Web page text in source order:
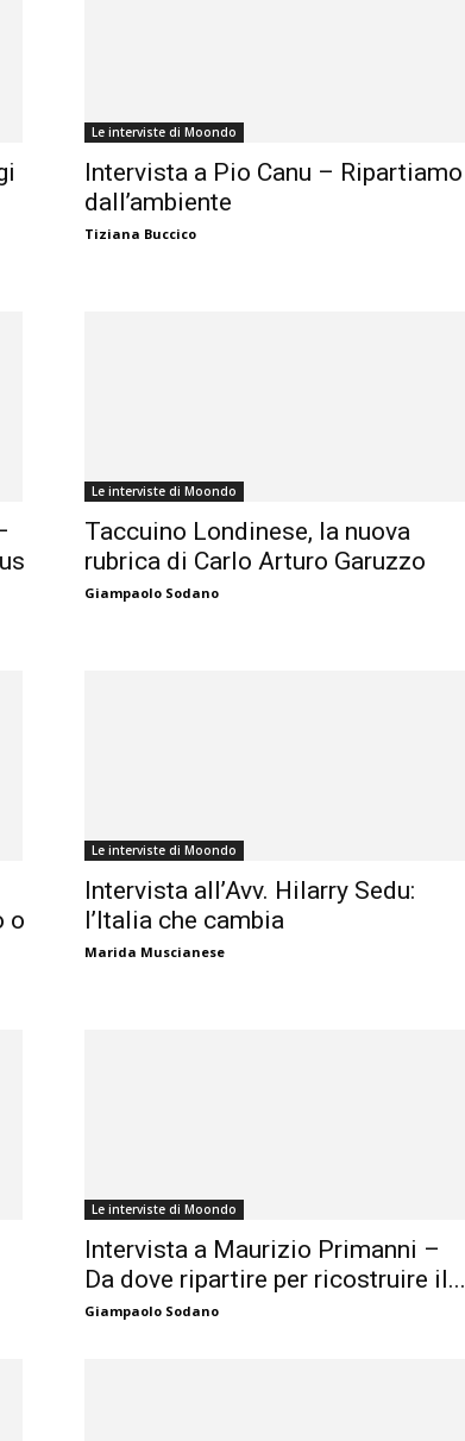
Le interviste di Moondo
Intervista a Pio Canu – Ripartiamo
dall’ambiente
Tiziana Buccico
Le interviste di Moondo
Taccuino Londinese, la nuova
rubrica di Carlo Arturo Garuzzo
Giampaolo Sodano
o
Le interviste di Moondo
Intervista all’Avv. Hilarry Sedu:
l’Italia che cambia
Marida Muscianese
Le interviste di Moondo
Intervista a Maurizio Primanni –
Da dove ripartire per ricostruire il...
Giampaolo Sodano